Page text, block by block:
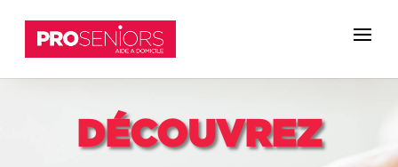
DÉCOUVREZ